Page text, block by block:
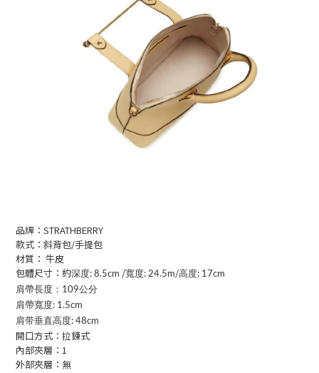
品牌：STRATHBERRY
款式：斜背包/手提包
材質： 牛皮
包體尺寸：約深度: 8.5cm /寬度: 24.5m/高度: 17cm
肩帶長度：109公分
肩帶寬度: 1.5cm
肩带垂直高度: 48cm
開口方式：拉鍊式
內部夾層：1
外部夾層：無